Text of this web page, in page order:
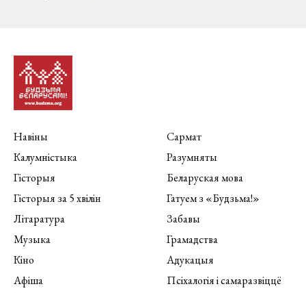
Навіны
Калумністыка
Гісторыя
Гісторыя за 5 хвілін
Літаратура
Музыка
Кіно
Афіша
Сармат
Разумняты
Беларуская мова
Гатуем з «Будзьма!»
Забавы
Грамадства
Адукацыя
Псіхалогія і самаразвіццё